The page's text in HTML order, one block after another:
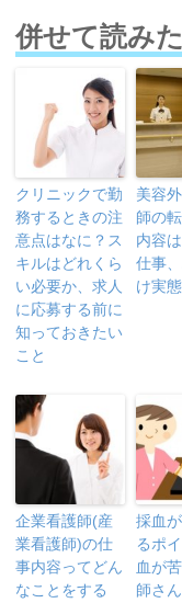
併せて読み
クリニックで勤
務するときの注
意点はなに？ス
キルはどれくら
い必要か、求人
に応募する前に
知っておきたい
こと
美容
師の
内容
仕事
け実
企業看護師(産
業看護師)の仕
事内容ってどん
なことをする
採血
るポ
血が
師さ